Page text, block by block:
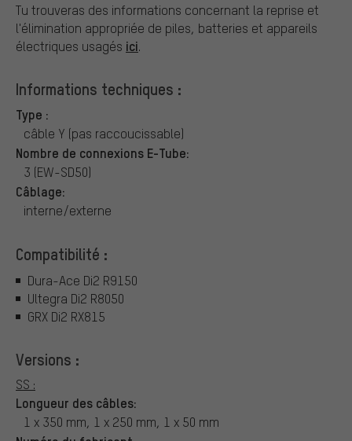
Tu trouveras des informations concernant la reprise et
l'élimination appropriée de piles, batteries et appareils
électriques usagés ici.
Informations techniques :
Type :
câble Y (pas raccoucissable)
Nombre de connexions E-Tube:
3 (EW-SD50)
Câblage:
interne/externe
Compatibilité :
Dura-Ace Di2 R9150
Ultegra Di2 R8050
GRX Di2 RX815
Versions :
SS :
Longueur des câbles:
1 x 350 mm, 1 x 250 mm, 1 x 50 mm